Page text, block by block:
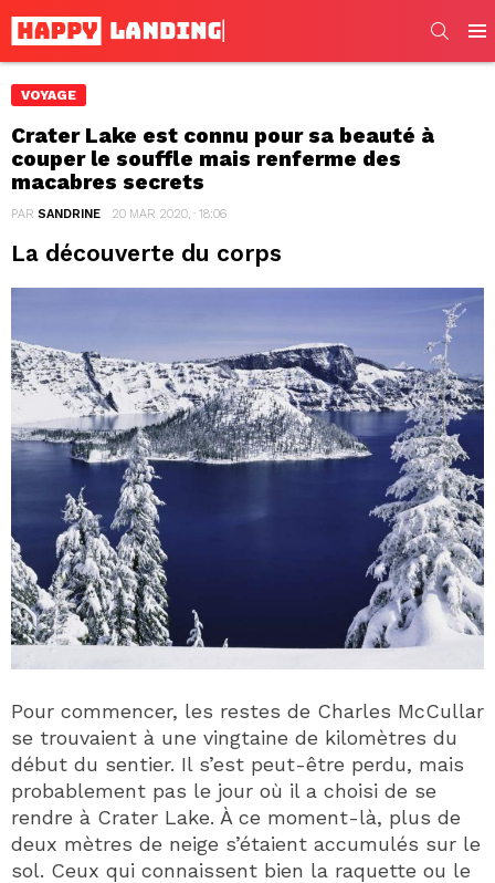
VOYAGE
Crater Lake est connu pour sa beauté à
couper le souffle mais renferme des
macabres secrets
PAR SANDRINE 20 MAR 2020, · 18:06
La découverte du corps
Pour commencer, les restes de Charles McCullar
se trouvaient à une vingtaine de kilomètres du
début du sentier. Il s’est peut-être perdu, mais
probablement pas le jour où il a choisi de se
rendre à Crater Lake. À ce moment-là, plus de
deux mètres de neige s’étaient accumulés sur le
sol. Ceux qui connaissent bien la raquette ou le